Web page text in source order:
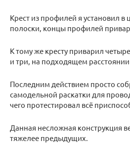
Крест из профилей я установил в
полоски, концы профилей
К тому же кресту приварил
и три, на подходящем расстоянии
Последним действием просто
самодельной раскатки для
чего протестировал всё
Данная несложная конструкция
тяжелее предыдущих.